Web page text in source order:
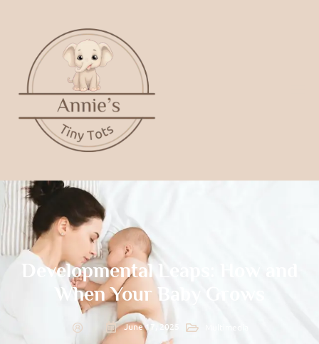
Developmental Leaps: How and
When Your Baby Grows
June 17, 2025